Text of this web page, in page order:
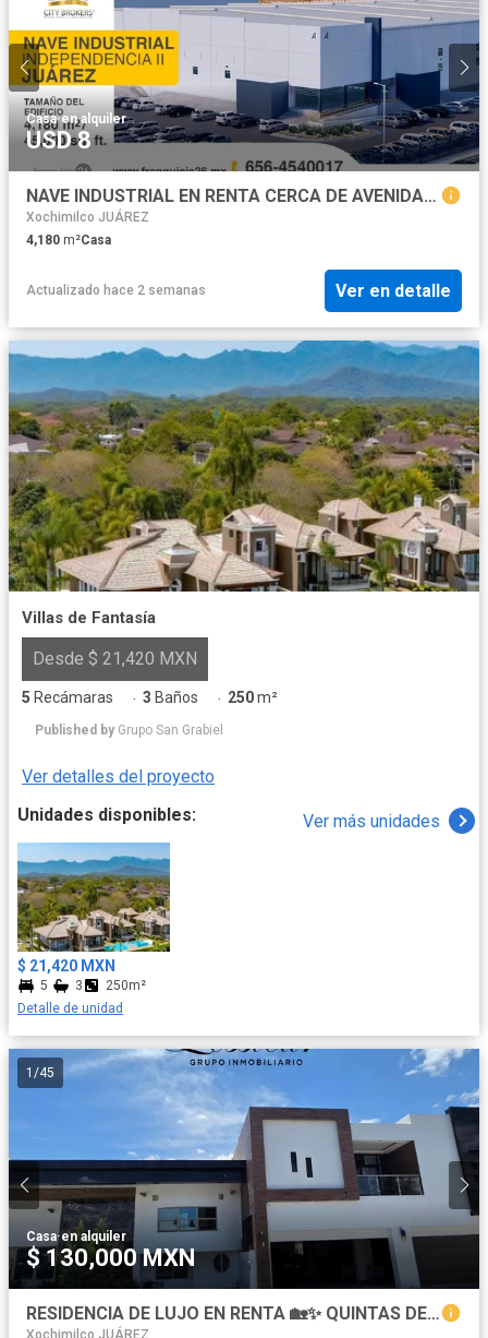
Casa·en alquiler
USD 8
NAVE INDUSTRIAL EN RENTA CERCA DE AVENIDA PRINCIPAL
Xochimilco JUÁREZ
4,180 m²Casa
Actualizado hace 2 semanas Ver en detalle
Villas de Fantasía
Desde $ 21,420 MXN
5 Recámaras · 3 Baños · 250m²
Published by Grupo San Grabiel
Ver detalles del proyecto
Unidades disponibles:
Ver más unidades
$ 21,420 MXN
5 3
250m²
Detalle de unidad
1 /45
Casa·en alquiler
$ 130,000 MXN
RESIDENCIA DE LUJO EN RENTA 🏡✨ QUINTAS DEL SOLAR | ALBERCA TECHADA | 6 RECÁMARAS | 1,263 m² DE CONSTRUCCIÓN
Xochimilco JUÁREZ